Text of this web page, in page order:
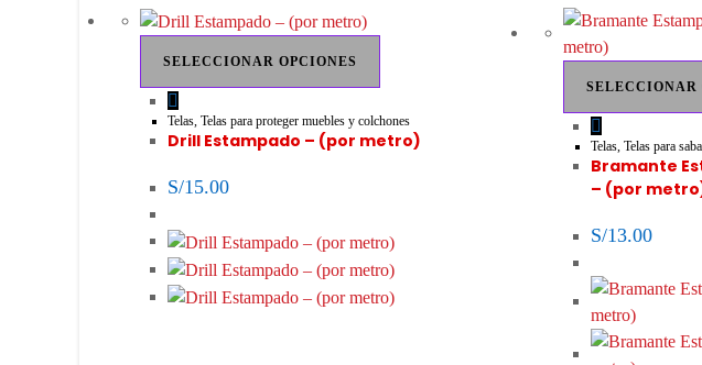
SELECCIONAR OPCIONES
tiene
múltiples
variantes.
elegir
en
la
Telas, Telas para proteger muebles y colchones
Drill Estampado – (por metro)
S/15.00
SELECCIONAR
Telas,Telas para
Bramante
– (por
S/13.00